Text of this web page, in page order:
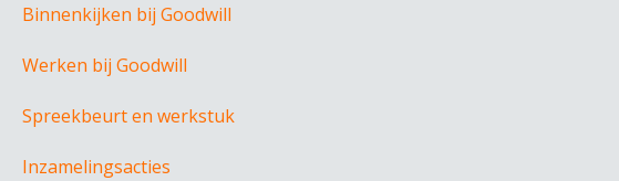
Binnenkijken bij Goodwill
Werken bij Goodwill
Spreekbeurt en werkstuk
Inzamelingsacties